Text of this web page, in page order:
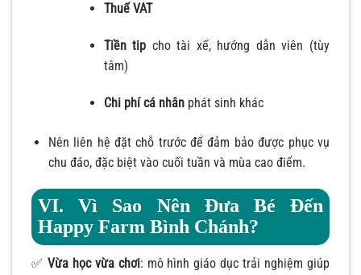
Thuế VAT
Tiền tip cho tài xế, hướng dẫn viên (tùy
tâm)
Chi phí cá nhânphát sinh khác
Nên liên hệ đặt chỗ trước để đảm bảo được phục vụ
chu đáo, đặc biệt vào cuối tuần và mùa cao điểm.
VI. Vì Sao Nên Đưa Bé Đến
Happy Farm Bình Chánh?
✅ Vừa học vừa chơi: mô hình giáo dục trải nghiệm giúp